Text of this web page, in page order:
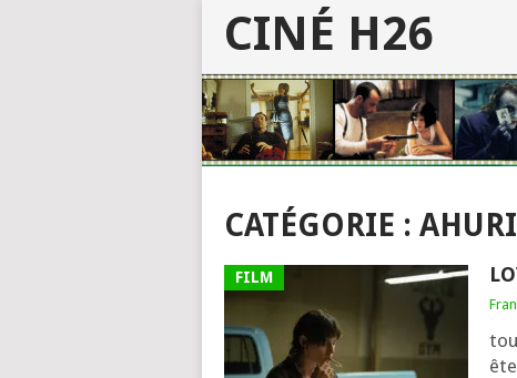
CINÉ H26
CATÉGORIE :
FILM